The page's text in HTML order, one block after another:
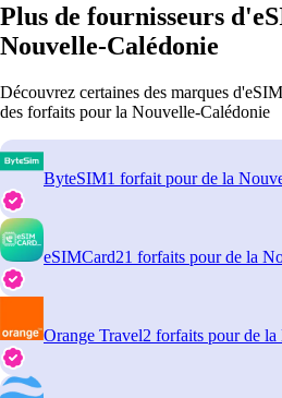
Plus de fournisseurs
Nouvelle-Calédonie
Découvrez certaines des marques
des forfaits pour la Nouvelle-Calédonie
ByteSIM1 forfait pour de la
eSIMCard21 forfaits pour de la
Orange Travel2 forfaits pour de